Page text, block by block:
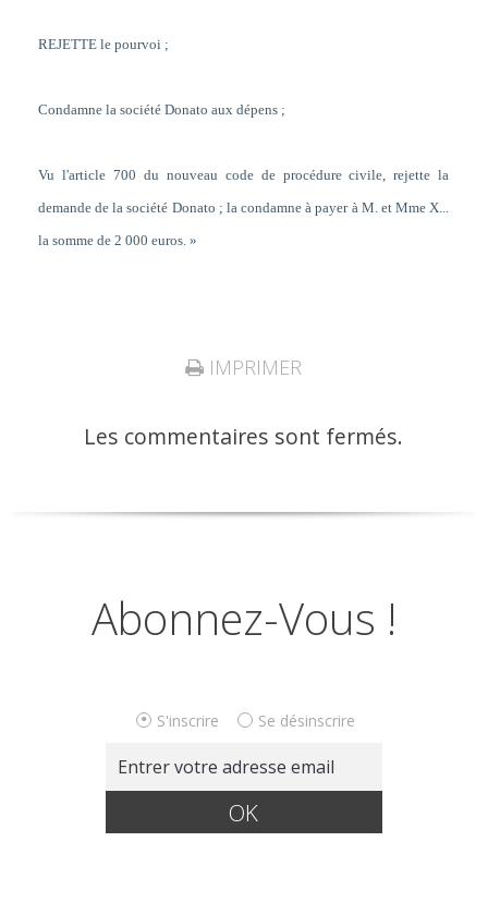
REJETTE le pourvoi ;
Condamne la société Donato aux dépens ;
Vu l'article 700 du nouveau code de procédure civile, rejette la
demande de la société Donato ; la condamne à payer à M. et Mme X...
la somme de 2 000 euros. »
IMPRIMER
Les commentaires sont fermés.
Abonnez-Vous !
S'inscrire Se désinscrire